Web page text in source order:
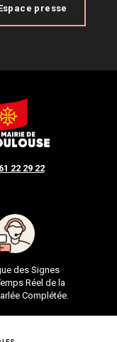
22 29 22
des Signes
Réel de la
Complétée.
presse